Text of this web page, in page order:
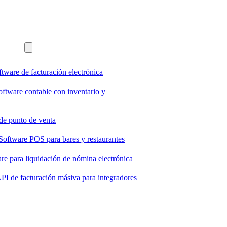
de facturación electrónica
contable con inventario y
punto de venta
POS para bares y restaurantes
para liquidación de nómina electrónica
de facturación másiva para integradores